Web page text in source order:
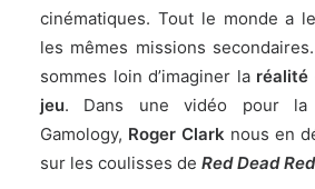
cinématiques. Tout le monde a
les mêmes missions
sommes loin d’imaginer la réalité
jeu. Dans une vidéo pour la
Gamology, Roger Clark nous en
sur les coulisses de Red Dead